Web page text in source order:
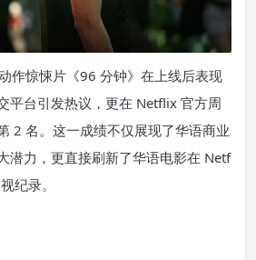
作惊悚片《96 分钟》在上线后表现
平台引发热议，更在 Netflix 官方周
2 名。这一成绩不仅展现了华语商业
潜力，更直接刷新了华语电影在 Netf
纪录。